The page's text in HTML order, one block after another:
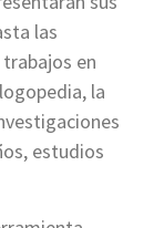
las
en
la
estudios